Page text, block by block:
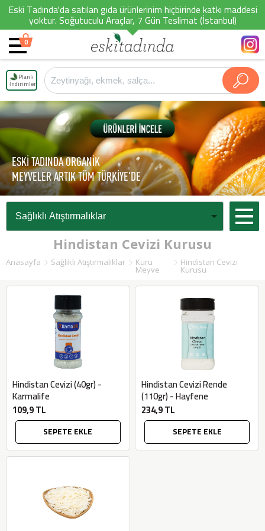
Eski Tadında'da satılan gıda ürünlerinim hiçbirinde katkı maddesi
yoktur. Soğutuculu Araçlar, 7 Gün Teslimat (İstanbul)
0
Planlı
İndirimler
ESKİ TADINDA ORGANİK
MEYVELER ARTIK TÜM TÜRKİYE'DE
Hindistan Cevizi Kurusu
Anasayfa Sağlıklı Atıştırmalıklar Kuru
Meyve
Hindistan Cevizi
Kurusu
Hindistan Cevizi (40gr) -
Karmalife
109,9 TL
SEPETE EKLE
Hindistan Cevizi Rende
(110gr) - Hayfene
234,9 TL
SEPETE EKLE